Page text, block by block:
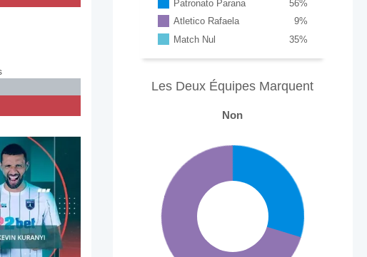
Patronato Parana %
56
Atletico Rafaela
%
9
Match Nul
%
35
Les Deux Équipes Marquent
Non